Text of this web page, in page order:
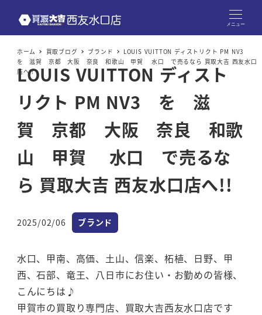
メニュー
ホーム 買取ブログ ブランド
LOUIS VUITTON ディストリクト PM NV3
を 滋賀 京都 大阪 奈良 和歌山 甲賀 水口 で売るなら 買取大吉 西友水口
店へ!!
LOUIS VUITTON ディスト
リクト PM NV3 を 滋
賀 京都 大阪 奈良 和歌
山 甲賀 水口 で売るな
ら 買取大吉 西友水口店へ!!
投稿日
2025/02/06 カテゴリー
ブランド
水口、甲南、高価、土山、信楽、柘植、日野、甲
西、石部、竜王、八日市にお住い・お勤めの皆様、
こんにちは♪
甲賀市の買取り専門店、買取大吉西友水口店です